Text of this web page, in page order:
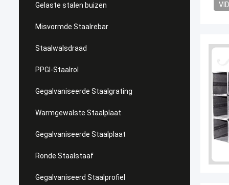
Gelaste stalen buizen
Misvormde Staalrebar
Staalwalsdraad
PPGI-Staalrol
Gegalvaniseerde Staalgrating
Warmgewalste Staalplaat
Gegalvaniseerde Staalplaat
Ronde Staalstaaf
Gegalvaniseerd Staalprofiel